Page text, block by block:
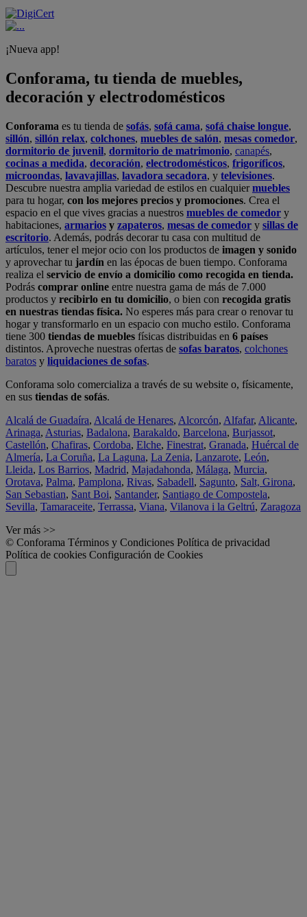
¡Nueva app!
Conforama, tu tienda de muebles,
decoración y electrodomésticos
Conforama es tu tienda de sofás, sofá cama, sofá chaise longue,
sillón, sillón relax, colchones, muebles de salón, mesas comedor,
dormitorio de juvenil, dormitorio de matrimonio, canapés,
cocinas a medida, decoración, electrodomésticos, frigoríficos,
microondas, lavavajillas, lavadora secadora, y televisiones.
Descubre nuestra amplia variedad de estilos en cualquiermuebles
para tu hogar, con los mejores precios y promociones. Crea el
espacio en el que vives gracias a nuestros muebles de comedor y
habitaciones, armarios y zapateros, mesas de comedor y sillas de
escritorio. Además, podrás decorar tu casa con multitud de
artículos, tener el mejor ocio con los productos de imagen y sonido
y aprovechar tu jardín en las épocas de buen tiempo. Conforama
realiza el servicio de envío a domicilio como recogida en tienda.
Podrás comprar online entre nuestra gama de más de 7.000
productos y recibirlo en tu domicilio, o bien con recogida gratis
en nuestras tiendas física. No esperes más para crear o renovar tu
hogar y transformarlo en un espacio con mucho estilo. Conforama
tiene 300 tiendas de muebles físicas distribuidas en 6 países
distintos. Aproveche nuestras ofertas de sofas baratos, colchones
baratos y liquidaciones de sofas.
Conforama solo comercializa a través de su website o, físicamente,
en sus tiendas de sofás.
Alcalá de Guadaíra, Alcalá de Henares, Alcorcón, Alfafar, Alicante,
Arinaga, Asturias, Badalona, Barakaldo, Barcelona, Burjassot,
Castellón, Chafiras, Cordoba, Elche, Finestrat, Granada, Huércal de
Almería, La Coruña, La Laguna, La Zenia, Lanzarote, León,
Lleida, Los Barrios, Madrid, Majadahonda, Málaga, Murcia,
Orotava, Palma, Pamplona, Rivas, Sabadell, Sagunto, Salt, Girona,
San Sebastian, Sant Boi, Santander, Santiago de Compostela,
Sevilla, Tamaraceite, Terrassa, Viana, Vilanova i la Geltrú, Zaragoza
Ver más >>
© Conforama Términos y Condiciones Política de privacidad
Política de cookies Configuración de Cookies